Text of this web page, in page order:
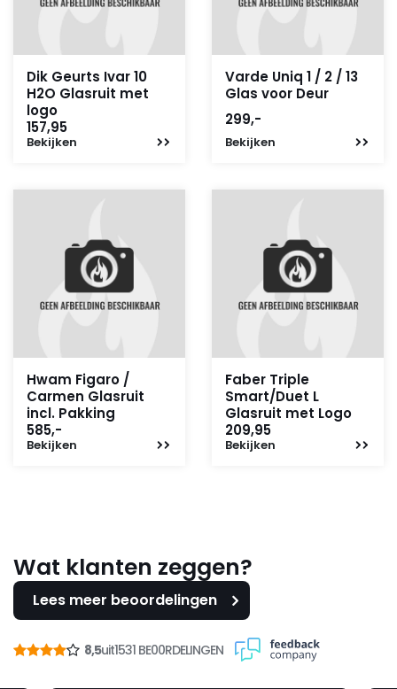
Dik Geurts Ivar 10
H2O Glasruit met
logo
157,95
Bekijken
Varde Uniq 1 / 2 / 13
Glas voor Deur
299,-
Bekijken
Hwam Figaro /
Carmen Glasruit
incl. Pakking
585,-
Bekijken
Faber Triple
Smart/Duet L
Glasruit met Logo
209,95
Bekijken
Wat klanten zeggen?
Lees meer beoordelingen
8,5uit1531 BE00RDELINGEN